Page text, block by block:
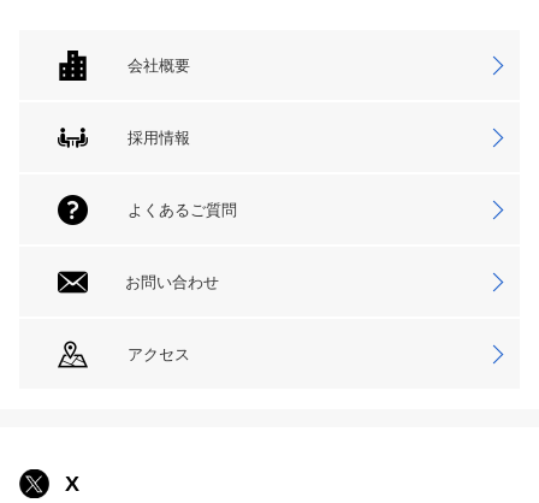
会社概要
採用情報
よくあるご質問
お問い合わせ
アクセス
X